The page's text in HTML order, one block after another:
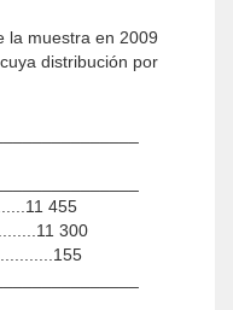
la muestra en 2009
distribución por
455
300